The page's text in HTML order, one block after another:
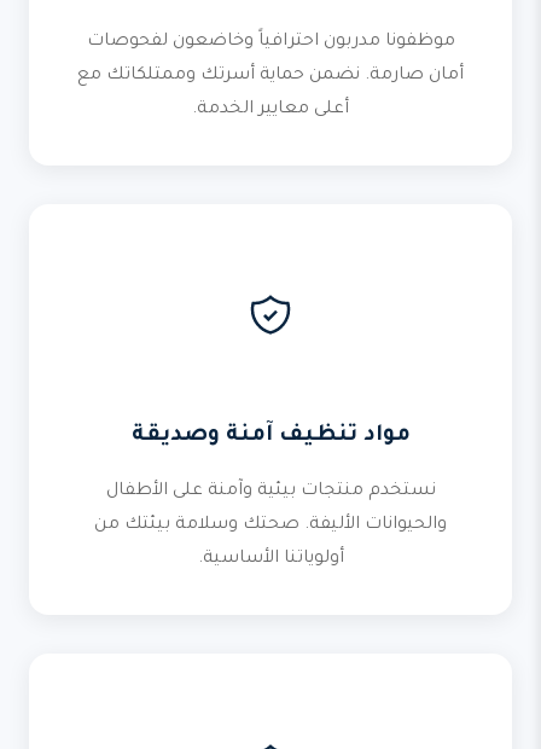
موظفونا مدربون احترافياً وخاضعون لفحوصات
أمان صارمة. نضمن حماية أسرتك وممتلكاتك مع
أعلى معايير الخدمة.
مواد تنظيف آمنة وصديقة
نستخدم منتجات بيئية وآمنة على الأطفال
والحيوانات الأليفة. صحتك وسلامة بيئتك من
أولوياتنا الأساسية.